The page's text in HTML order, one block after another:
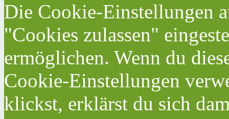
Die Cookie-Einstellungen
"Cookies zulassen"
ermöglichen. Wenn du
Cookie-Einstellungen
klickst, erklärst du sich